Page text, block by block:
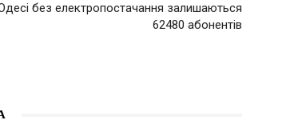
без електропостачання залишаються
62480 абонентів